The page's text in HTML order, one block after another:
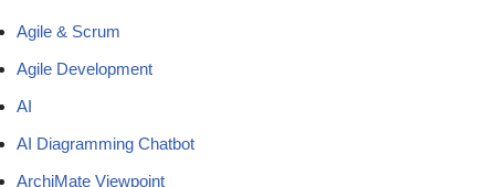
Agile & Scrum
Agile Development
AI
AI Diagramming Chatbot
ArchiMate Viewpoint